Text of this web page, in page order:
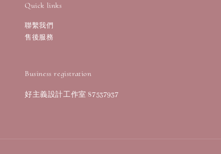
Quick links
聯繫我們
售後服務
Business registration
好主義設計工作室 87537937